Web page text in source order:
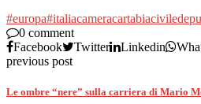
#europa#italiacameracartabiacivile
0 comment
Facebook
Twitter Linkedin
previous post
Le ombre “nere” sulla carriera di Mario